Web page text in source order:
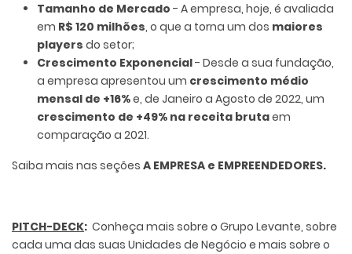
Tamanho de Mercado - A empresa, hoje, é avaliada
em R$ 120 milhões, o que a torna um dos maiores
players do setor;
Crescimento Exponencial- Desde a sua fundação,
a empresa apresentou um crescimento médio
mensal de +16%e, de Janeiro a Agosto de 2022, um
crescimento de +49% na receita brutaem
comparação a 2021.
Saiba mais nas seções A EMPRESA e EMPREENDEDORES.
PITCH-DECK: Conheça mais sobre o Grupo Levante, sobre
cada uma das suas Unidades de Negócio e mais sobre o